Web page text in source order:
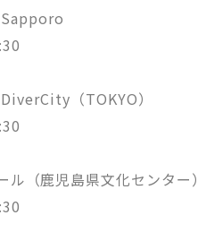
（TOKYO）
（鹿児島県文化センター）